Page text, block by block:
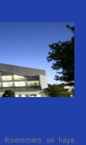
se haya